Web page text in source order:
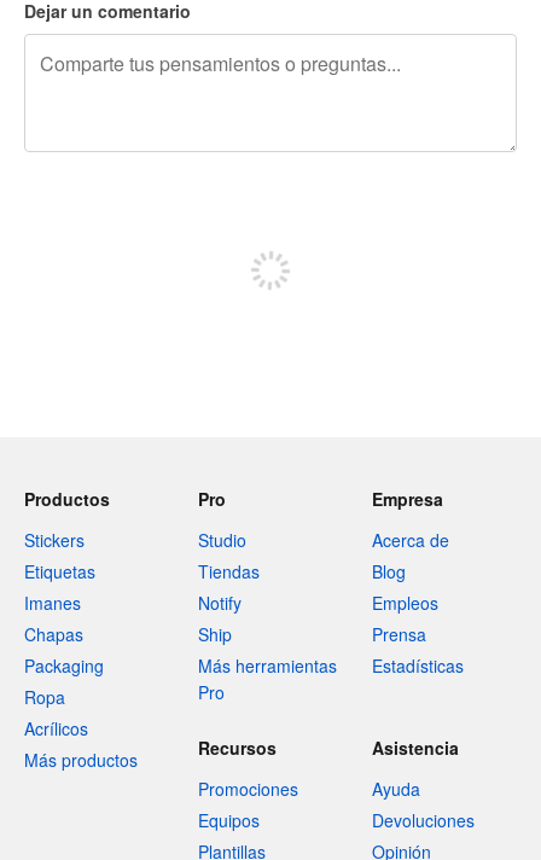
Dejar un comentario
Productos
Stickers
Etiquetas
Imanes
Chapas
Packaging
Ropa
Acrílicos
Más productos
Pro
Studio
Tiendas
Notify
Ship
Más herramientas
Pro
Empresa
Acerca de
Blog
Empleos
Prensa
Estadísticas
Recursos
Promociones
Equipos
Plantillas
Asistencia
Ayuda
Devoluciones
Opinión